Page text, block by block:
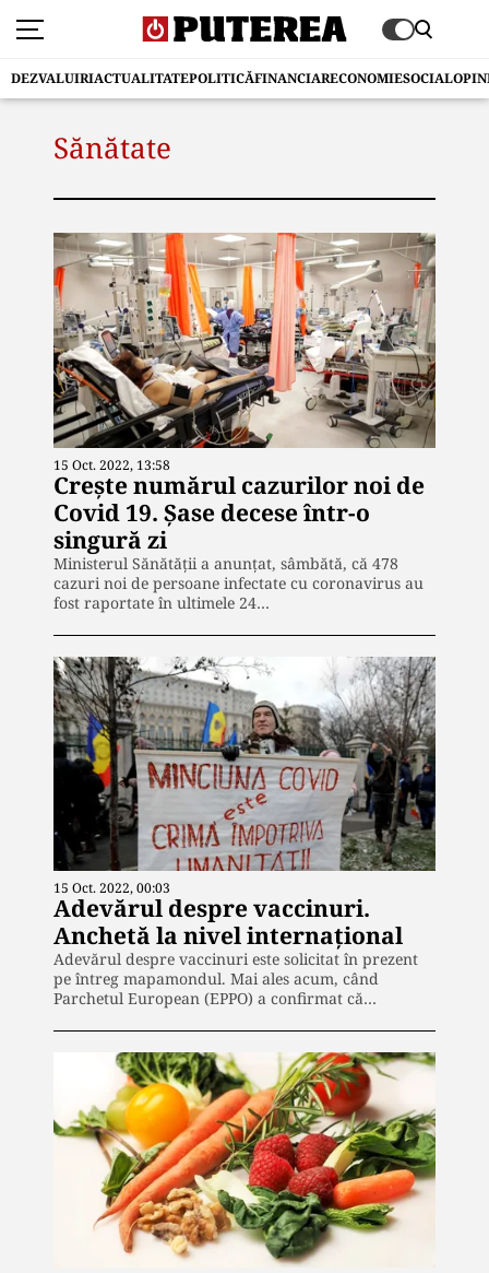
DEZVALUIRIACTUALITATEPOLITICĂFINANCIARECONOMIESOCIAL
Sănătate
15 Oct. 2022, 13:58
Crește numărul cazurilor noi de
Covid 19. Șase decese într-o
singură zi
Ministerul Sănătăţii a anunțat, sâmbătă, că 478
cazuri noi de persoane infectate cu coronavirus au
fost raportate în ultimele 24…
15 Oct. 2022, 00:03
Adevărul despre vaccinuri.
Anchetă la nivel internațional
Adevărul despre vaccinuri este solicitat în prezent
pe întreg mapamondul. Mai ales acum, când
Parchetul European (EPPO) a confirmat că…